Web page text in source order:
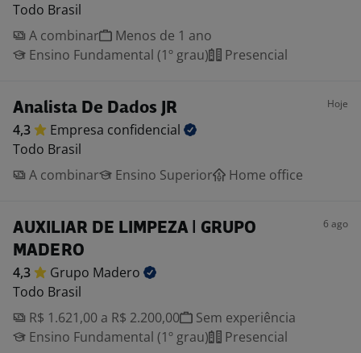
Todo Brasil
A combinar
Menos de 1 ano
Ensino Fundamental (1º grau)
Presencial
Analista De Dados JR Hoje
4,3 Empresa confidencial
Todo Brasil
A combinar
Ensino Superior Home office
AUXILIAR DE LIMPEZA | GRUPO
MADERO
6 ago
4,3 Grupo Madero
Todo Brasil
R$ 1.621,00 a R$ 2.200,00
Sem experiência
Ensino Fundamental (1º grau)
Presencial